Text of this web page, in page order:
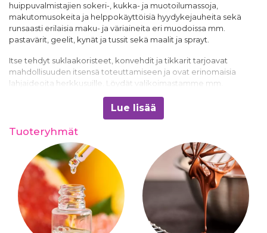
huippuvalmistajien sokeri-, kukka- ja muotoilumassoja,
makutomusokeita ja helppokäyttöisiä hyydykejauheita sekä
runsaasti erilaisia maku- ja väriaineita eri muodoissa mm.
pastavärit, geelit, kynät ja tussit sekä maalit ja sprayt.
Itse tehdyt suklaakoristeet, konvehdit ja tikkarit tarjoavat
mahdollisuuden itsensä toteuttamiseen ja ovat erinomaisia
lahjaideoita herkkusuille. Löydät valikoimastamme mm.
, eri makuisia ja värisiä choco- ja deco
melts nappeja, eri valmistajien suklaavärejä sekä runsaasti
Erikoiselintarvikkeista löydät mm. valmiita pikeereitä,
kreemiaineksia ja muita kuorrutteita, makusiirappeja,
elintarvikeliimaa ja paljon muuta. Mittava ja alati kasvava
leivontakoristevalikoimamme löytyy omana tuoteryhmänään
täältä
Lue lisää
Tuoteryhmät